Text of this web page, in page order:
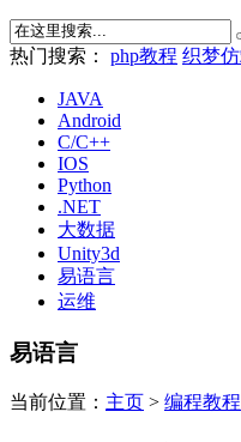
热门搜索： php教程 织梦
JAVA
Android
C/C++
IOS
Python
.NET
大数据
Unity3d
易语言
运维
易语言
当前位置： 主页 > 编程教程